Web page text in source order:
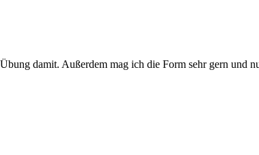
damit. Außerdem mag ich die Form sehr gern und